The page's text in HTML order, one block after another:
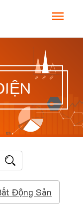
M
a
i
n
n
Động Sản